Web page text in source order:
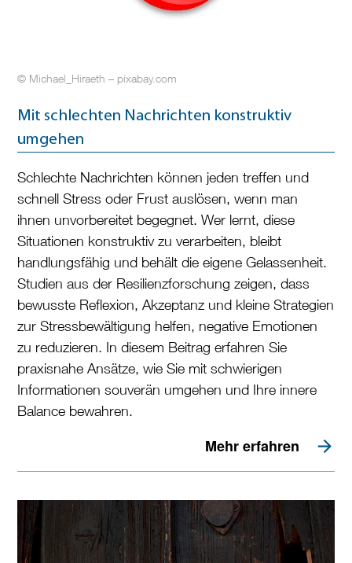
© Michael_Hiraeth – pixabay.com
Mit schlechten Nachrichten konstruktiv
umgehen
Schlechte Nachrichten können jeden treffen und
schnell Stress oder Frust auslösen, wenn man
ihnen unvorbereitet begegnet. Wer lernt, diese
Situationen konstruktiv zu verarbeiten, bleibt
handlungsfähig und behält die eigene Gelassenheit.
Studien aus der Resilienzforschung zeigen, dass
bewusste Reflexion, Akzeptanz und kleine Strategien
zur Stressbewältigung helfen, negative Emotionen
zu reduzieren. In diesem Beitrag erfahren Sie
praxisnahe Ansätze, wie Sie mit schwierigen
Informationen souverän umgehen und Ihre innere
Balance bewahren.
Mehr erfahren